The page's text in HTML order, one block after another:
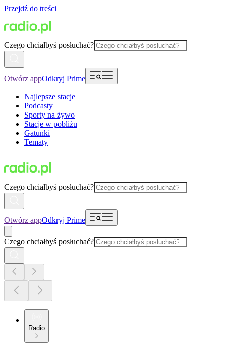
Przejdź do treści
Czego chciałbyś posłuchać?
Otwórz appOdkryj Prime
Najlepsze stacje
Podcasty
Sporty na żywo
Stacje w pobliżu
Gatunki
Tematy
Czego chciałbyś posłuchać?
Otwórz appOdkryj Prime
Czego chciałbyś posłuchać?
Radio